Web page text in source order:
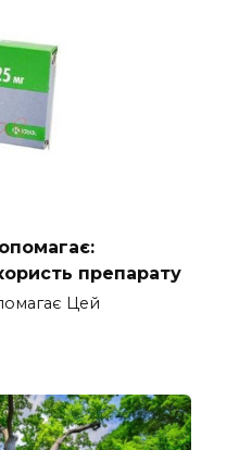
препарату
Цей